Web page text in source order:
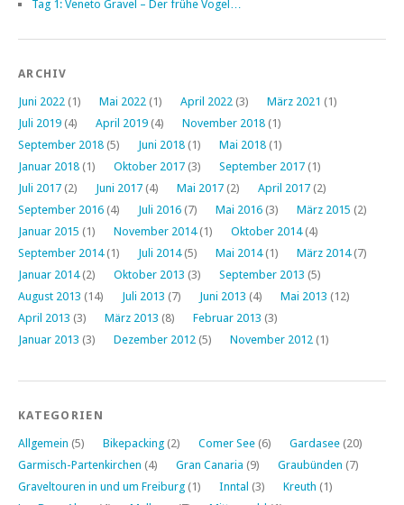
Tag 1: Veneto Gravel – Der frühe Vogel…
ARCHIV
Juni 2022 (1) Mai 2022 (1) April 2022 (3) März 2021 (1)
Juli 2019 (4) April 2019 (4) November 2018 (1)
September 2018 (5) Juni 2018 (1) Mai 2018 (1)
Januar 2018 (1) Oktober 2017 (3) September 2017 (1)
Juli 2017 (2) Juni 2017 (4) Mai 2017 (2) April 2017 (2)
September 2016 (4) Juli 2016 (7) Mai 2016 (3) März 2015 (2)
Januar 2015 (1) November 2014(1) Oktober 2014(4)
September 2014(1) Juli 2014(5) Mai 2014(1) März 2014(7)
Januar 2014(2) Oktober 2013 (3) September 2013 (5)
August 2013 (14) Juli 2013 (7) Juni 2013 (4) Mai 2013 (12)
April 2013 (3) März 2013 (8) Februar 2013 (3)
Januar 2013 (3) Dezember 2012 (5) November 2012 (1)
KATEGORIEN
Allgemein (5) Bikepacking (2) Comer See (6) Gardasee (20)
Garmisch-Partenkirchen (4) Gran Canaria (9) Graubünden (7)
Graveltouren in und um Freiburg (1) Inntal (3) Kreuth (1)